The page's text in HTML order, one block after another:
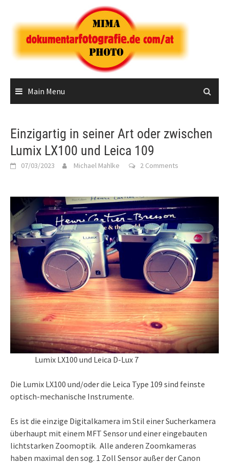
content
Main Menu
Einzigartig in seiner Art oder zwischen
Lumix LX100 und Leica 109
07/03/2023 Michael Mahlke 2 Comments
Lumix LX100 und Leica D-Lux 7
Die Lumix LX100 und/oder die Leica Type 109 sind feinste
optisch-mechanische Instrumente.
Es ist die einzige Digitalkamera im Stil einer Sucherkamera
überhaupt mit einem MFT Sensor und einer eingebauten
lichtstarken Zoomoptik. Alle anderen Zoomkameras
haben maximal den sog. 1 Zoll Sensor außer der Canon